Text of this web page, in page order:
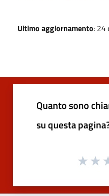
Ultimo aggiornamento: 24
Quanto sono
su questa